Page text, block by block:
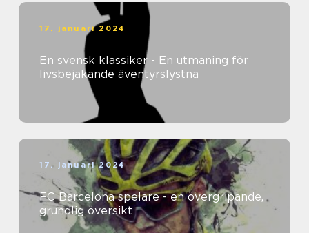
17. januari 2024
En svensk klassiker - En utmaning för
livsbejakande äventyrslystna
17. januari 2024
FC Barcelona spelare - en övergripande,
grundlig översikt